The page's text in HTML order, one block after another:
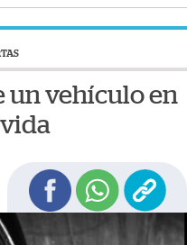
un vehículo en